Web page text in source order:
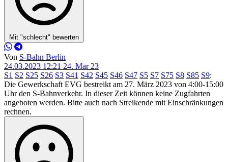
Mit "schlecht" bewerten
Von S-Bahn Berlin
24.03.2023 12:21 24. Mar 23
S1 S2 S25 S26 S3 S41 S42 S45 S46 S47 S5 S7 S75 S8 S85 S9:
Die Gewerkschaft EVG bestreikt am 27. März 2023 von 4:00-15:00
Uhr den S-Bahnverkehr. In dieser Zeit können keine Zugfahrten
angeboten werden. Bitte auch nach Streikende mit Einschränkungen
rechnen.